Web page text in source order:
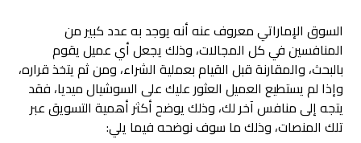
السوق الإماراتي معروف عنه أنه يوجد به عدد كبير من
المنافسين في كل المجالات، وذلك يجعل أي عميل يقوم
بالبحث، والمقارنة قبل القيام بعملية الشراء، ومن ثم يتخذ قراره،
وإذا لم يستطيع العميل العثور عليك على السوشيال ميديا، فقد
يتجه إلى منافس آخر لك، وذلك يوضح أكثر أهمية التسويق عبر
تلك المنصات، وذلك ما سوف نوضحه فيما يلي: